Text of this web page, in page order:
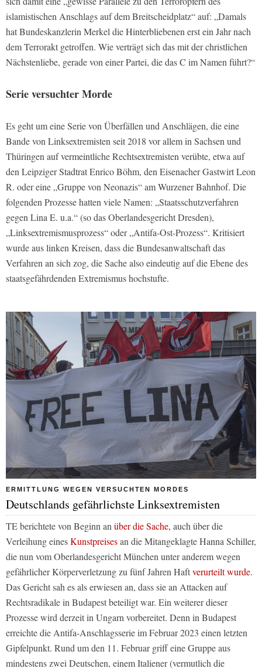
islamistischen Anschlags auf dem Breitscheidplatz“ auf: „Damals
hat Bundeskanzlerin Merkel die Hinterbliebenen erst ein Jahr nach
dem Terrorakt getroffen. Wie verträgt sich das mit der christlichen
Nächstenliebe, gerade von einer Partei, die das C im Namen führt?“
Serie versuchter Morde
Es geht um eine Serie von Überfällen und Anschlägen, die eine
Bande von Linksextremisten seit 2018 vor allem in Sachsen und
Thüringen auf vermeintliche Rechtsextremisten verübte, etwa auf
den Leipziger Stadtrat Enrico Böhm, den Eisenacher Gastwirt Leon
R. oder eine „Gruppe von Neonazis“ am Wurzener Bahnhof. Die
folgenden Prozesse hatten viele Namen: „Staatsschutzverfahren
gegen Lina E. u.a.“ (so das Oberlandesgericht Dresden),
„Linksextremismusprozess“ oder „Antifa-Ost-Prozess“. Kritisiert
wurde aus linken Kreisen, dass die Bundesanwaltschaft das
Verfahren an sich zog, die Sache also eindeutig auf die Ebene des
staatsgefährdenden Extremismus hochstufte.
ERMITTLUNG WEGEN VERSUCHTEN MORDES
Deutschlands gefährlichste Linksextremisten
TE berichtete von Beginn anüber die Sache, auch über die
Verleihung einesKunstpreisesan die Mitangeklagte Hanna Schiller,
die nun vom Oberlandesgericht München unter anderem wegen
gefährlicher Körperverletzung zu fünf Jahren Haftverurteilt wurde.
Das Gericht sah es als erwiesen an, dass sie an Attacken auf
Rechtsradikale in Budapest beteiligt war. Ein weiterer dieser
Prozesse wird derzeit in Ungarn vorbereitet. Denn in Budapest
erreichte die Antifa-Anschlagsserie im Februar 2023 einen letzten
Gipfelpunkt. Rund um den 11. Februar griff eine Gruppe aus
mindestens zwei Deutschen, einem Italiener (vermutlich die